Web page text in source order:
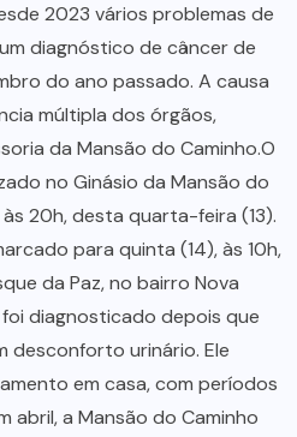
2023 vários problemas de
diagnóstico de câncer de
do ano passado. A causa
múltipla dos órgãos,
da Mansão do Caminho.O
no Ginásio da Mansão do
20h, desta quarta-feira (13).
para quinta (14), às 10h,
da Paz, no bairro Nova
foi diagnosticado depois que
desconforto urinário. Ele
em casa, com períodos
abril, a Mansão do Caminho